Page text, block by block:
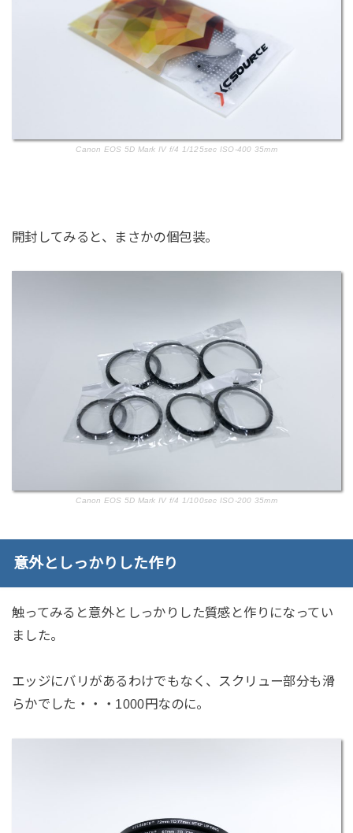
Canon EOS 5D Mark IV f/4 1/125sec ISO-400 35mm
開封してみると、まさかの個包装。
Canon EOS 5D Mark IV f/4 1/100sec ISO-200 35mm
意外としっかりした作り
触ってみると意外としっかりした質感と作りになってい
ました。
エッジにバリがあるわけでもなく、スクリュー部分も滑
らかでした・・・1000円なのに。